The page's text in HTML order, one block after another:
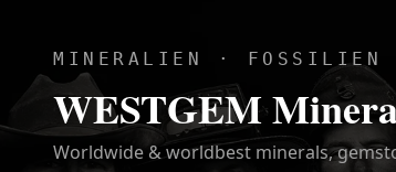
MINERALIEN · FOSSILIEN
WESTGEM
Worldwide & worldbest minerals,